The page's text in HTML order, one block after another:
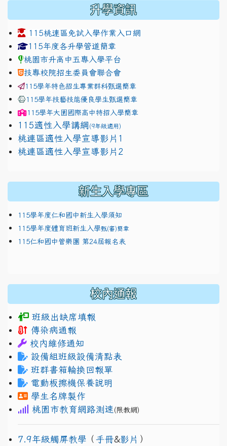
升學資訊
115桃連區免試入學作業入口網
link to https://www.jhjhs.tyc.edu.tw/modules/
115年度各升學管道簡章
桃園市升高中五專入學平台
技專校院招生委員會聯合會
115學年特色招生專業群科甄選簡章
115學年技藝技能優良學生甄選簡章
115學年大園國際高中特招入學簡章
115適性入學講綱 (9年級適用)
link to https://docs.google.com/presentation/d/
桃連區適性入學宣導影片1
link to https://docs.google.com/presentation/d/
桃連區適性入學宣導影片2
新生入學專區
115學年度仁和國中新生入學須知
115學年度體育班新生入學甄(審)簡章
115仁和國中管樂團 第24屆報名表
校內通報
班級出缺席填報
傳染病通報
校內維修通知
設備組班級設備清點表
班群書箱輪換回報單
電動板擦機保養說明
學生名牌製作
桃園市教育網路測速 (限教網)
7.9年級觸屏教學 （ 手冊&影片 ）